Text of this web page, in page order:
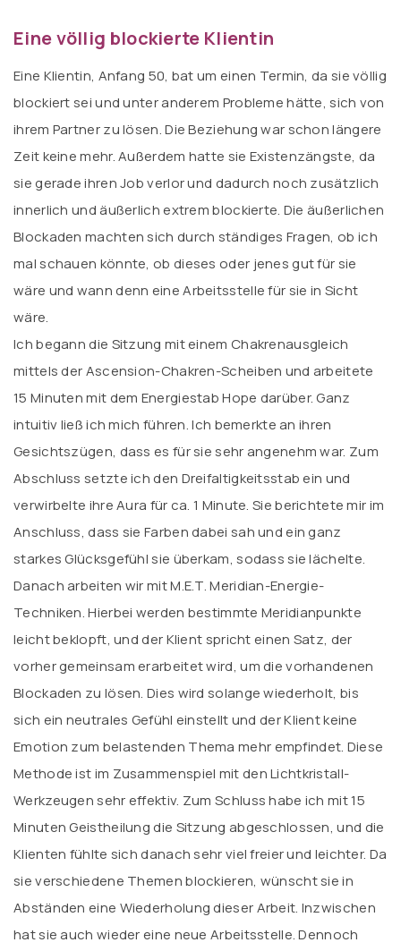
Eine völlig blockierte Klientin
Eine Klientin, Anfang 50, bat um einen Termin, da sie völlig
blockiert sei und unter anderem Probleme hätte, sich von
ihrem Partner zu lösen. Die Beziehung war schon längere
Zeit keine mehr. Außerdem hatte sie Existenzängste, da
sie gerade ihren Job verlor und dadurch noch zusätzlich
innerlich und äußerlich extrem blockierte. Die äußerlichen
Blockaden machten sich durch ständiges Fragen, ob ich
mal schauen könnte, ob dieses oder jenes gut für sie
wäre und wann denn eine Arbeitsstelle für sie in Sicht
wäre.
Ich begann die Sitzung mit einem Chakrenausgleich
mittels der Ascension-Chakren-Scheiben und arbeitete
15 Minuten mit dem Energiestab Hope darüber. Ganz
intuitiv ließ ich mich führen. Ich bemerkte an ihren
Gesichtszügen, dass es für sie sehr angenehm war. Zum
Abschluss setzte ich den Dreifaltigkeitsstab ein und
verwirbelte ihre Aura für ca. 1 Minute. Sie berichtete mir im
Anschluss, dass sie Farben dabei sah und ein ganz
starkes Glücksgefühl sie überkam, sodass sie lächelte.
Danach arbeiten wir mit M.E.T. Meridian-Energie-
Techniken. Hierbei werden bestimmte Meridianpunkte
leicht beklopft, und der Klient spricht einen Satz, der
vorher gemeinsam erarbeitet wird, um die vorhandenen
Blockaden zu lösen. Dies wird solange wiederholt, bis
sich ein neutrales Gefühl einstellt und der Klient keine
Emotion zum belastenden Thema mehr empfindet. Diese
Methode ist im Zusammenspiel mit den Lichtkristall-
Werkzeugen sehr effektiv. Zum Schluss habe ich mit 15
Minuten Geistheilung die Sitzung abgeschlossen, und die
Klienten fühlte sich danach sehr viel freier und leichter. Da
sie verschiedene Themen blockieren, wünscht sie in
Abständen eine Wiederholung dieser Arbeit. Inzwischen
hat sie auch wieder eine neue Arbeitsstelle. Dennoch